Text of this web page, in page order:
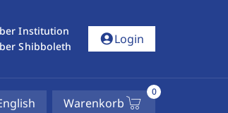
Institution
Shibboleth
account_circleLogin
Warenkorb
0